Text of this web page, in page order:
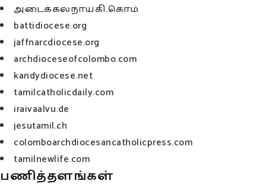
அடைக்கலநாயகி.கொம்
battidiocese.org
jaffnarcdiocese.org
archdioceseofcolombo.com
kandydiocese.net
tamilcatholicdaily.com
iraivaalvu.de
jesutamil.ch
colomboarchdiocesancatholicpress.com
tamilnewlife.com
பணித்தளங்கள்